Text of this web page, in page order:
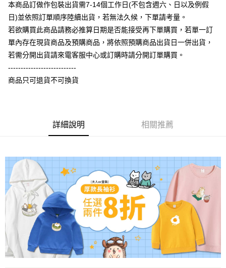
1.本服務由台灣大哥大提供，台灣大哥大用戶可立即使用無須另外申請。
2.付款方式選擇「大哥付你分期」，訂單成立後會自動跳轉到大哥付的交易
流程，驗證手機門號後，選擇欲分期的期數、繳款截止日，確認付款後即完
成交易。
3.實際核准額度、可分期數及費用金額請依後續交易確認頁面所載為準。
4.訂單成立30分鐘內，如未前往確認交易或遇審核未通過，訂單將自動取
【繳款方式說明】
買賣價金債權讓與本公司後，依約使用本公司帳單繳交帳款。
2.基於同意付款使用「大哥付你分期」之契約關係目的，商店將以您的個人
資料（包含姓名、電話或地址）提供予台灣大哥大進項蒐集、處理及利用，
由本公司與您本人進行分期帳單所需資料之確認、核對及更正。
3.完整用戶服務條款，請詳閱以下連結：https://oppay.tw/userRule
AFTEE先享後付
相關說明
【關於「AFTEE先享後付」】
AFTEE先享後付是「在收到商品之後才付款」的支付方式。 讓您購物簡單
１．簡單：不需註冊會員、不需綁卡、不需儲值。
２．便利：只要手機號碼，簡訊認證，即可結帳。
３．安心：先確認商品／服務後，再付款。
２．訂單成立數日內，您將收到繳費通知簡訊。
３．收到繳費通知簡訊後14天內，點擊此簡訊中的連結，可透過四大超商／
購買商品的店家。未經商家同意取消之訂單仍視為有效，需透過AFTEE先享
後付繳納相關費用。
※ 交易是否成功請以「AFTEE先享後付 」之結帳頁面顯示為準，若有關於
是否繳費成功／繳費後需取消欲退款等相關疑問，請聯繫「AFTEE先享後付
客戶支援中心」https://netprotections.freshdesk.com/support/home
【注意事項】
１．透過由恩沛科技股份有限公司提供之「AFTEE先享後付」服務完成之交
易，需依本服務之必要範圍內提供個人資料，並將交易相關給付款項請求債
權轉讓予恩沛科技股份有限公司。
２．關於個人資料處理事宜，請瀏覽以下網址：
https://aftee.tw/terms/#terms3
ATM付款
全家付款取貨
每筆NT$60，滿NT$899(含以上)免運費
每筆NT$65，滿NT$899(含以上)免運費
付款後7-11取貨
每筆NT$60，滿NT$899(含以上)免運費
宅配
每筆NT$65，滿NT$899(含以上)免運費
本商品訂做作包裝出貨需7-14個工作日(不包含週六、日以及例假
日)並依照訂單順序陸續出貨，若無法久候，下單請考量。
若欲購買此商品請務必推算日期是否能接受再下單購買，若單一訂
單內存在現貨商品及預購商品，將依照預購商品出貨日一併出貨，
若需分開出貨請來電客服中心或訂購時請分開訂單購買。
---------------------------
商品只可退貨不可換貨
詳細說明 相關推薦